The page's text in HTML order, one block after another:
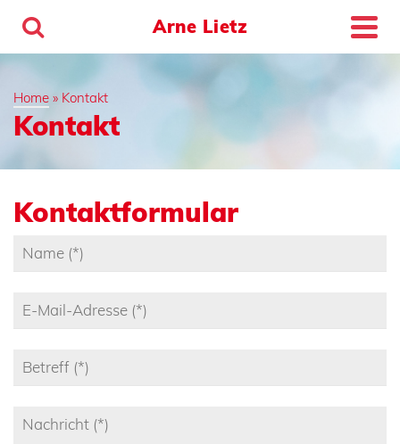
Arne Lietz
Home » Kontakt
Kontakt
Kontaktformular